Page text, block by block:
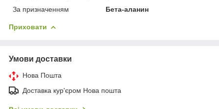
За призначенням
Бета-аланин
Приховати
Умови доставки
Нова Пошта
Доставка кур'єром Нова пошта